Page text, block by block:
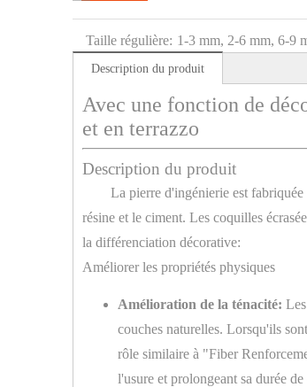
Taille régulière: 1-3 mm, 2-6 mm, 6-9
Description du produit
Avec une fonction de
et en terrazzo
Description du produit
La pierre d'ingénierie est
résine et le ciment. Les coquilles
la différenciation décorative:
Améliorer les propriétés physiques
Amélioration de la ténacité:
couches naturelles. Lorsqu'ils
rôle similaire à "Fiber
l'usure et prolongeant sa durée de